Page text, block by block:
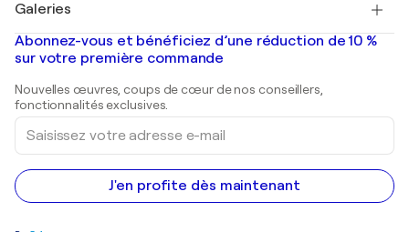
Banksy
Mr. Brainwash
Shepard Fairey
Tableaux abstraits à vendre
Peintures de paysage
Estampes
Peintures acryliques
Galeries
Galeries d'art en France
Galeries d'art en Belgique
Abonnez-vous et bénéficiez d’une réduction de 10 %
sur votre première commande
Nouvelles œuvres, coups de cœur de nos conseillers,
fonctionnalités exclusives.
Saisissez
votre
adresse
e-
mail
J'en profite dès maintenant